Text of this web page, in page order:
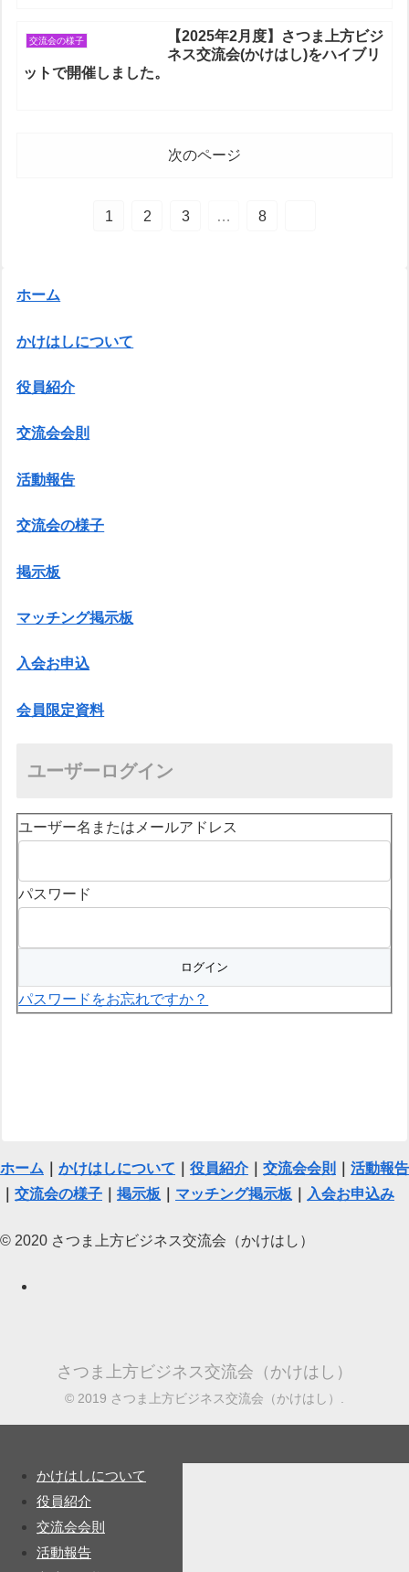
交流会の様子
【2025年2月度】さつま上方ビジ
ネス交流会(かけはし)をハイブリ
ットで開催しました。
次のページ
1 2 3 … 8
ホーム
かけはしについて
役員紹介
交流会会則
活動報告
交流会の様子
掲示板
マッチング掲示板
入会お申込
会員限定資料
ユーザーログイン
ユーザー名またはメールアドレス
パスワード
パスワードをお忘れですか？
ホーム かけはしについて 役員紹介｜ 交流会会則
活動報告
交流会の様子 掲示板 マッチング掲示板 入会お申込み
© 2020 さつま上方ビジネス交流会（かけはし）
さつま上方ビジネス交流会（かけはし）
© 2019 さつま上方ビジネス交流会（かけはし）.
かけはしについて
役員紹介
交流会会則
活動報告